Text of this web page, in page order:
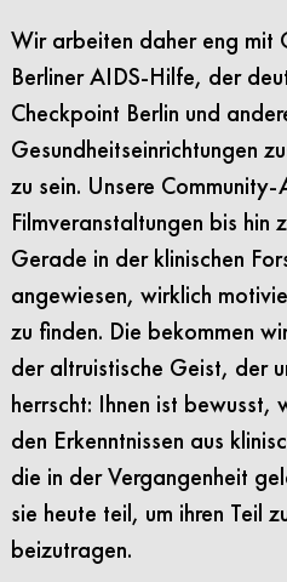
Wir arbeiten daher eng mit
Berliner AIDS-Hilfe, der
Checkpoint Berlin und
Gesundheitseinrichtungen
zu sein. Unsere
Filmveranstaltungen bis hin
Gerade in der klinischen
angewiesen, wirklich
zu finden. Die bekommen
der altruistische Geist, der
herrscht: Ihnen ist bewusst,
den Erkenntnissen aus
die in der Vergangenheit
sie heute teil, um ihren Teil
beizutragen.